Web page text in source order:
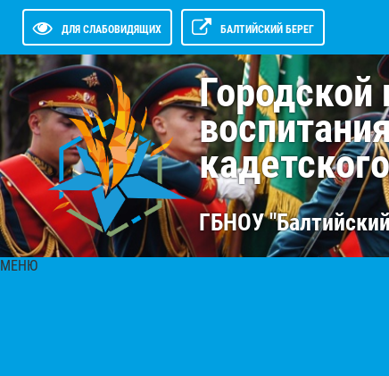
ДЛЯ СЛАБОВИДЯЩИХ БАЛТИЙСКИЙ БЕРЕГ
Городской
ГБНОУ
МЕНЮ